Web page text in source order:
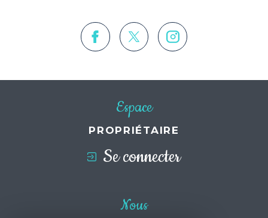
Espace
PROPRIÉTAIRE
Se connecter
Nous